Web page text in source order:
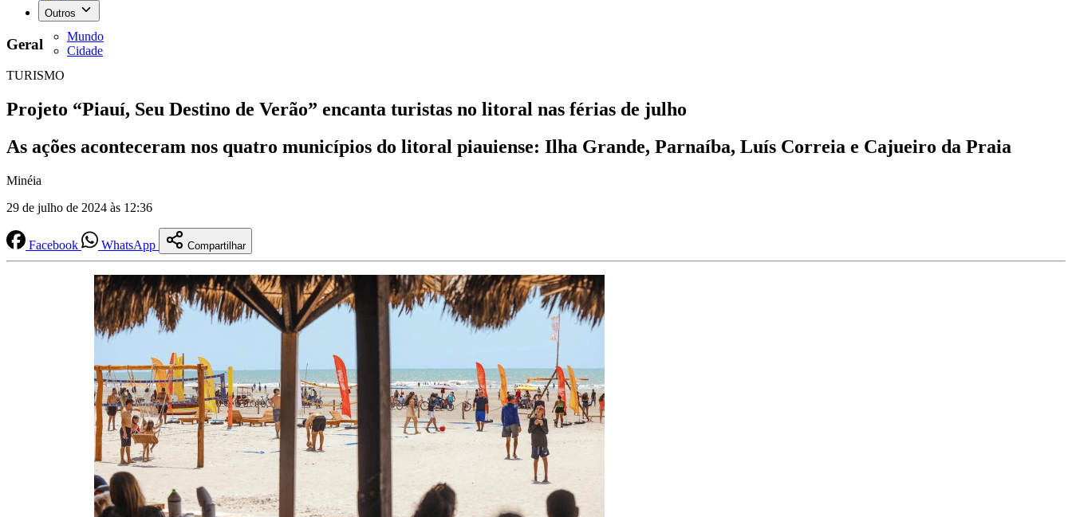
Outros
Mundo
Cidade
Geral
TURISMO
Projeto “Piauí, Seu Destino de Verão” encanta turistas no litoral nas férias de julho
As ações aconteceram nos quatro municípios do litoral piauiense: Ilha Grande, Parnaíba, Luís Correia e Cajueiro da Praia
Minéia
29 de julho de 2024 às 12:36
Facebook WhatsApp Compartilhar